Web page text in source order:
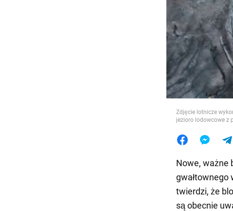
Jedzenie
Zdjęcie lotnicze
jezioro lodowcowe z
Nowe, ważne
gwałtownego
twierdzi, że
są obecnie